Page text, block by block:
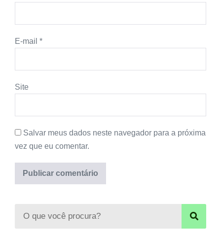
E-mail *
Site
Salvar meus dados neste navegador para a próxima
vez que eu comentar.